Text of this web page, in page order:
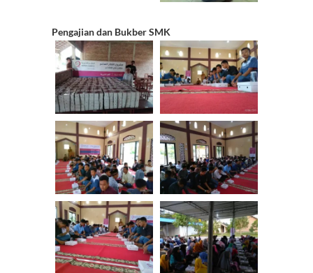
Pengajian dan Bukber SMK